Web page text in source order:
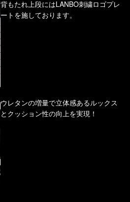
背もたれ上段にはLANBO刺繍ロゴプレ
ートを施しております。
ウレタンの増量で立体感あるルックス
とクッション性の向上を実現！